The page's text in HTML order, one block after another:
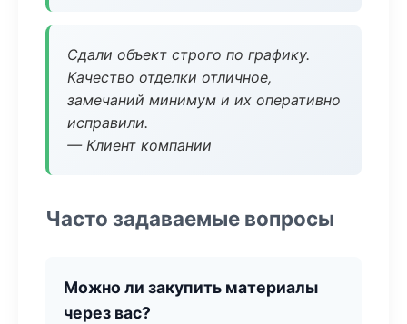
Сдали объект строго по графику.
Качество отделки отличное,
замечаний минимум и их оперативно
исправили.
— Клиент компании
Часто задаваемые вопросы
Можно ли закупить материалы
через вас?